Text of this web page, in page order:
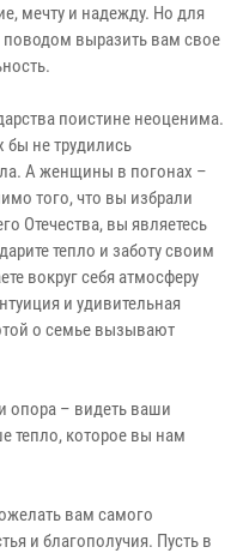
мечту и надежду. Но для
выразить вам свое
поистине неоценима.
бы не трудились
А женщины в погонах –
того, что вы избрали
Отечества, вы являетесь
тепло и заботу своим
вокруг себя атмосферу
и удивительная
о семье вызывают
опора – видеть ваши
тепло, которое вы нам
вам самого
и благополучия. Пусть в